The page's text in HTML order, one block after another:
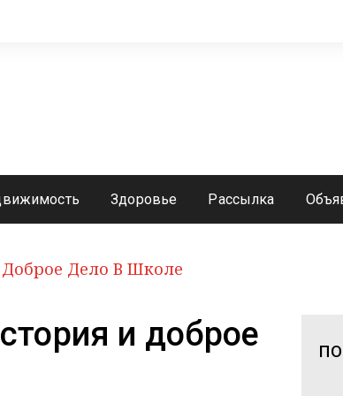
Здоровье Рассылка
Дело В Школе
и доброе